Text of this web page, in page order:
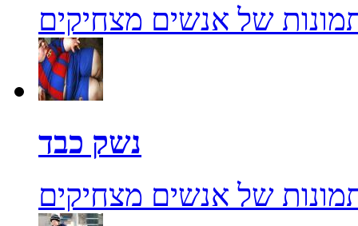
של אנשים מצחיקים
נשק כבד
של אנשים מצחיקים